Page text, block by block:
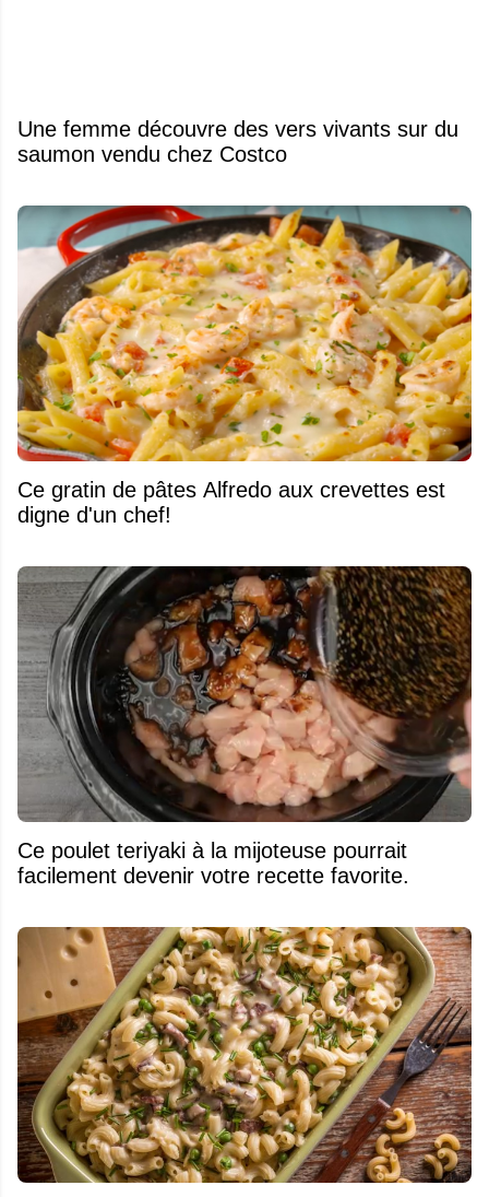
Une femme découvre des vers vivants sur du
saumon vendu chez Costco
Ce gratin de pâtes Alfredo aux crevettes est
digne d'un chef!
Ce poulet teriyaki à la mijoteuse pourrait
facilement devenir votre recette favorite.